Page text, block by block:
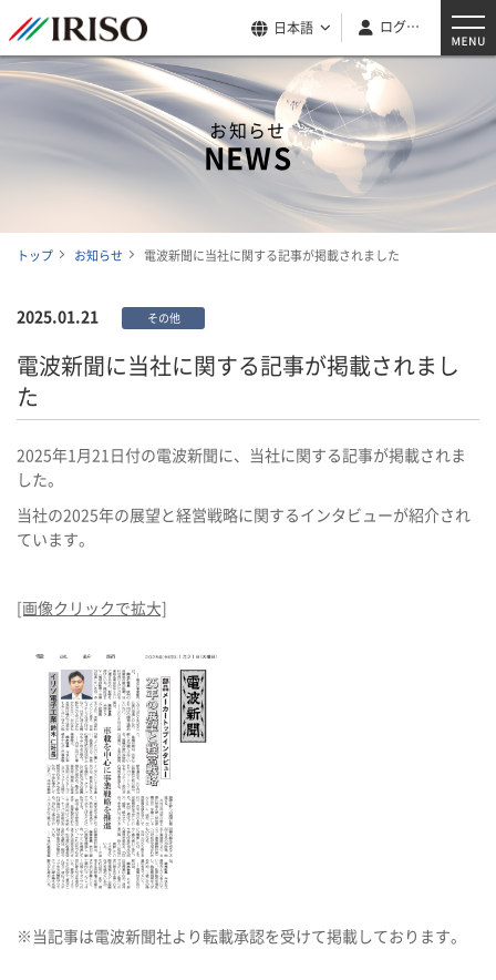
日本語 ログイン
お知らせ
NEWS
トップ お知らせ 電波新聞に当社に関する記事が掲載されました
2025.01.21 その他
電波新聞に当社に関する記事が掲載されまし
た
2025年1月21日付の電波新聞に、当社に関する記事が掲載されま
した。
当社の2025年の展望と経営戦略に関するインタビューが紹介され
ています。
[画像クリックで拡大]
※当記事は電波新聞社より転載承認を受けて掲載しております。